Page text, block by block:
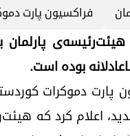
فراکسیون پارت
پارلمان
بوده است.
پارت دموکرات
اعلام کرد که